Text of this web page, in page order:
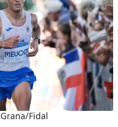
Fidal